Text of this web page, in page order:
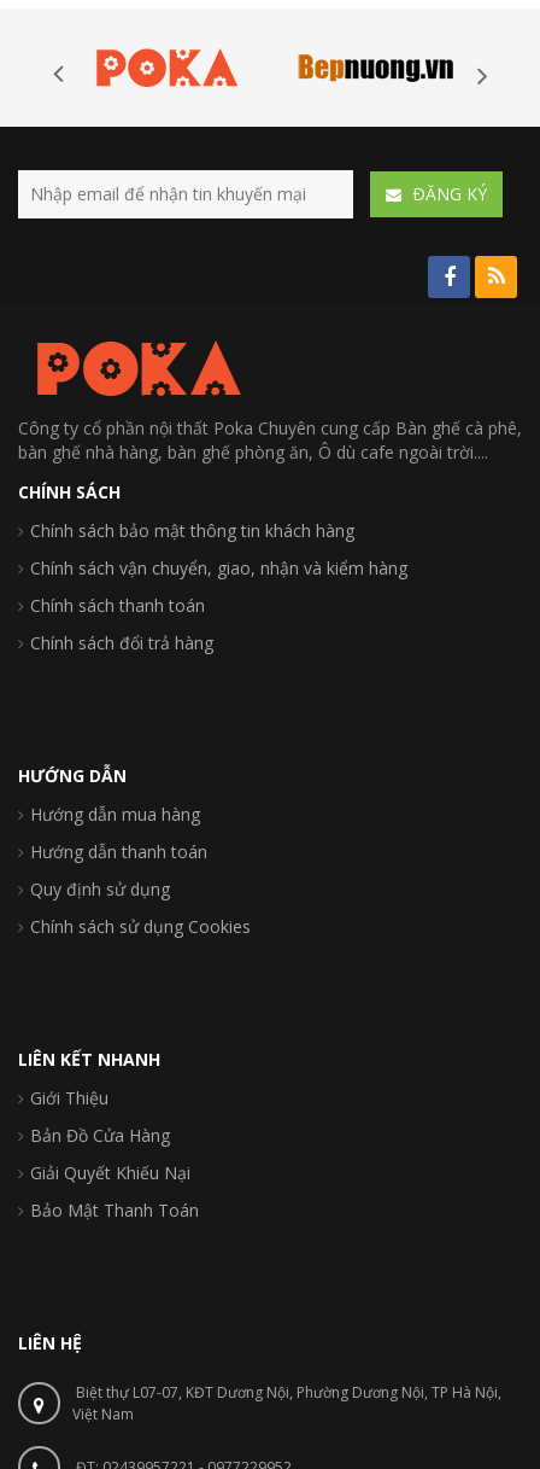
ÐĂNG KÝ
Công ty cổ phần nội thất Poka Chuyên cung cấp Bàn ghế cà phê,
bàn ghế nhà hàng, bàn ghế phòng ăn, Ô dù cafe ngoài trời....
CHÍNH SÁCH
Chính sách bảo mật thông tin khách hàng
Chính sách vận chuyển, giao, nhận và kiểm hàng
Chính sách thanh toán
Chính sách đổi trả hàng
HƯỚNG DẪN
Hướng dẫn mua hàng
Hướng dẫn thanh toán
Quy định sử dụng
Chính sách sử dụng Cookies
LIÊN KẾT NHANH
Giới Thiệu
Bản Đồ Cửa Hàng
Giải Quyết Khiếu Nại
Bảo Mật Thanh Toán
LIÊN HỆ
Biệt thự L07-07, KĐT Dương Nội, Phường Dương Nội, TP Hà Nội,
Việt Nam